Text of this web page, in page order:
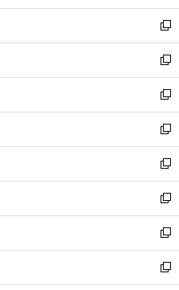
開
く
ウ
で
開
く
ン
ド
ウ
で
開
く
ウ
ィ
ン
ド
ウ
で
開
く
新
し
い
ウ
ィ
ン
ド
ウ
で
開
く
新
し
い
ウ
ィ
ン
ド
ウ
で
開
く
新
し
い
ウ
ィ
ン
ド
ウ
で
開
く
新
し
い
ウ
ィ
ン
ド
ウ
で
開
新
し
い
ウ
ィ
ン
ド
ウ
新
し
い
ウ
ィ
ン
新
し
い
ウ
新